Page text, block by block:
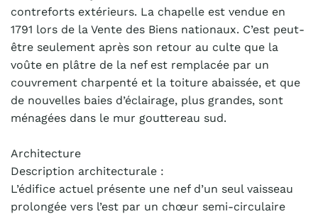
contreforts extérieurs. La chapelle est vendue en
1791 lors de la Vente des Biens nationaux. C’est peut-
être seulement après son retour au culte que la
voûte en plâtre de la nef est remplacée par un
couvrement charpenté et la toiture abaissée, et que
de nouvelles baies d’éclairage, plus grandes, sont
ménagées dans le mur gouttereau sud.
Architecture
Description architecturale :
L’édifice actuel présente une nef d’un seul vaisseau
prolongée vers l’est par un chœur semi-circulaire